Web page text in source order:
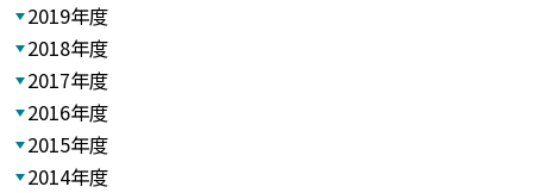
2019年度
2018年度
2017年度
2016年度
2015年度
2014年度